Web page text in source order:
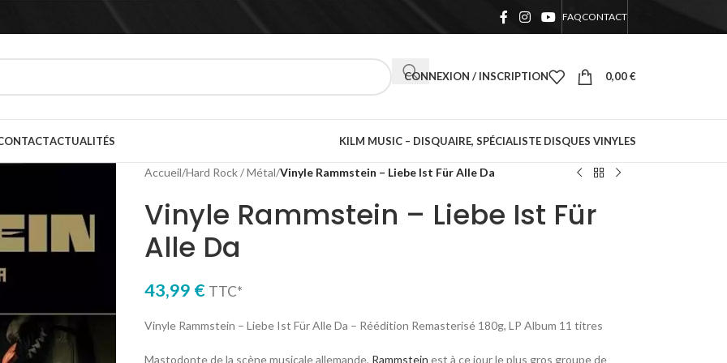
FAQCONTACT
CONNEXION / INSCRIPTION 0,00€
ACTUALITÉS KILM MUSIC – DISQUAIRE, SPÉCIALISTE DISQUES VINYLES
Accueil/Hard Rock / Métal/Vinyle Rammstein – Liebe Ist Für Alle Da
Vinyle Rammstein – Liebe Ist Für
Alle Da
43,99 € TTC*
Vinyle Rammstein – Liebe Ist Für Alle Da – Réédition Remasterisé 180g, LP Album 11 titres
Mastodonte de la scène musicale allemande, Rammstein est à ce jour le plus gros groupe de